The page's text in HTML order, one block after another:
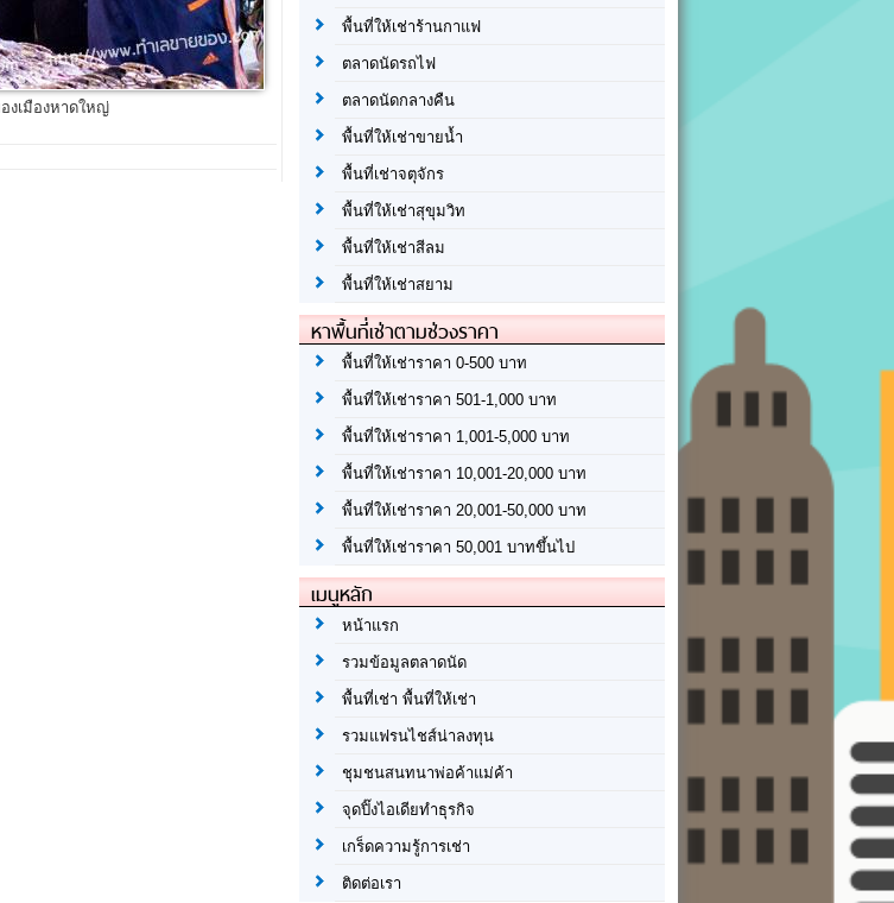
งเมืองหาดใหญ่
พื้นที่ให้เช่าร้านกาแฟ
ตลาดนัดรถไฟ
ตลาดนัดกลางคืน
พื้นที่ให้เช่าขายน้ำ
พื้นที่เช่าจตุจักร
พื้นที่ให้เช่าสุขุมวิท
พื้นที่ให้เช่าสีลม
พื้นที่ให้เช่าสยาม
หาพื้นที่เช่าตามช่วงราคา
พื้นที่ให้เช่าราคา 0-500 บาท
พื้นที่ให้เช่าราคา 501-1,000 บาท
พื้นที่ให้เช่าราคา 1,001-5,000 บาท
พื้นที่ให้เช่าราคา 10,001-20,000 บาท
พื้นที่ให้เช่าราคา 20,001-50,000 บาท
พื้นที่ให้เช่าราคา 50,001 บาทขึ้นไป
เมนูหลัก
หน้าแรก
รวมข้อมูลตลาดนัด
พื้นที่เช่า พื้นที่ให้เช่า
รวมแฟรนไชส์น่าลงทุน
ชุมชนสนทนาพ่อค้าแม่ค้า
จุดปิ๊งไอเดียทำธุรกิจ
เกร็ดความรู้การเช่า
ติดต่อเรา